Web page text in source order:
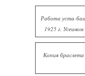
Работа уста-
1925 г.
Копия браслета